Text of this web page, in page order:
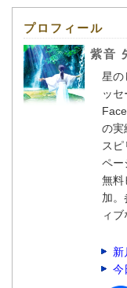
プロフィール
紫音
星の
ッセ
の実
ス
ペー
無料
加。
ィ
新
今